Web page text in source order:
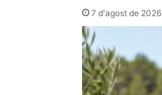
7 d'agost de 2026